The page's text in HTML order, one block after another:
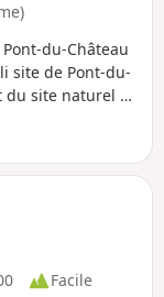
du-Château
site de Pont-du-
site naturel de
Facile